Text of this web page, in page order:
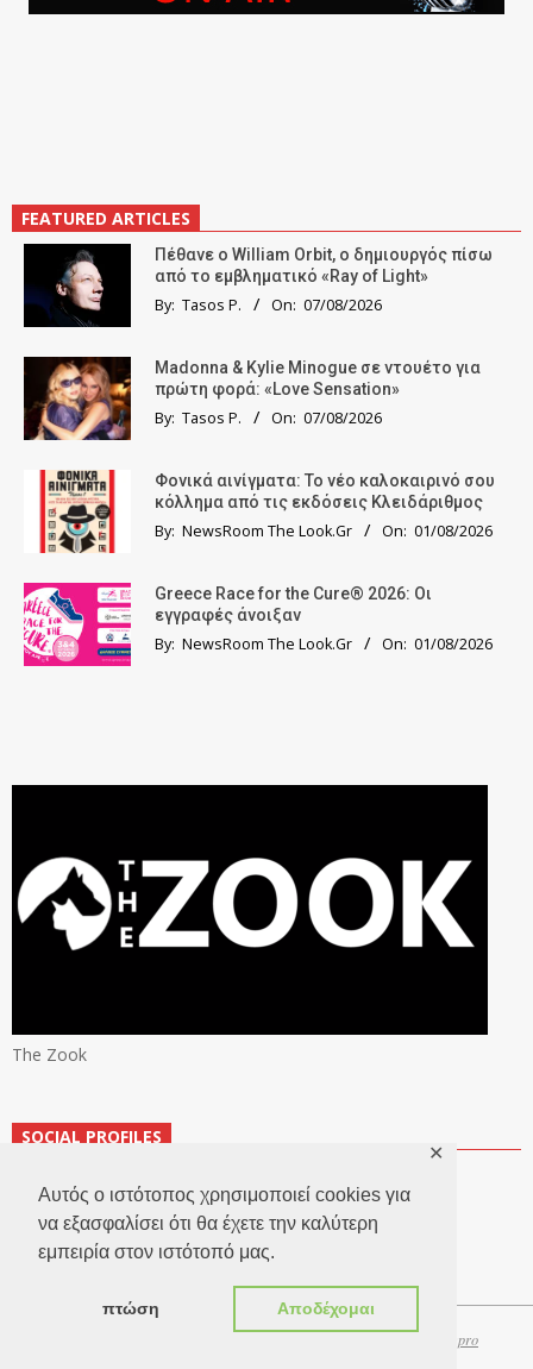
Αυτός ο ιστότοπος χρησιμοποιεί cookies για
να εξασφαλίσει ότι θα έχετε την καλύτερη
εμπειρία στον ιστότοπό μας.
πτώση Αποδέχομαι
✕
FEATURED ARTICLES
Πέθανε ο William Orbit, ο δημιουργός πίσω
από το εμβληματικό «Ray of Light»
By: Tasos P. On: 07/08/2026
Madonna & Kylie Minogue σε ντουέτο για
πρώτη φορά: «Love Sensation»
By: Tasos P. On: 07/08/2026
Φονικά αινίγματα: Το νέο καλοκαιρινό σου
κόλλημα από τις εκδόσεις Κλειδάριθμος
By: NewsRoom The Look.Gr On: 01/08/2026
Greece Race for the Cure® 2026: Οι
εγγραφές άνοιξαν
By: NewsRoom The Look.Gr On: 01/08/2026
The Zook
SOCIAL PROFILES
Websitepro